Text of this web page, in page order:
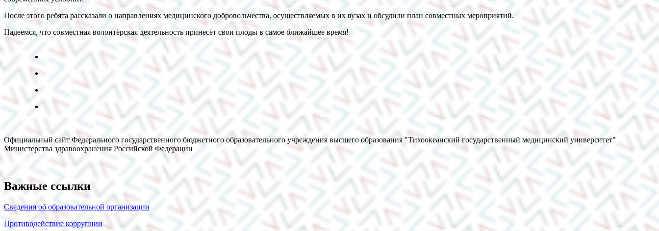
После этого ребята рассказали о направлениях медицинского добровольчества, осуществляемых в их вузах и обсудили план совместных мероприятий.
Надеемся, что совместная волонтёрская деятельность принесёт свои плоды в самое ближайшее время!
Официальный сайт Федерального государственного бюджетного образовательного учреждения высшего образования "Тихоокеанский государственный медицинский университет"
Министерства здравоохранения Российской Федерации
Важные ссылки
Сведения об образовательной организации
Противодействие коррупции